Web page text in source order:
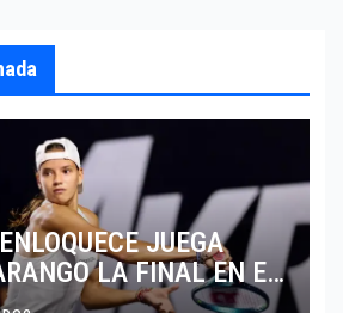
JUEGA
LA FINAL EN EL
MERIDA